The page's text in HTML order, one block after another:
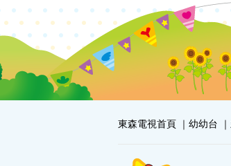
東森電視首頁 幼幼台